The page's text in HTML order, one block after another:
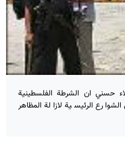
حسني ان الشرطة الفلسطينية
الرئيسية لازالة المظاهر